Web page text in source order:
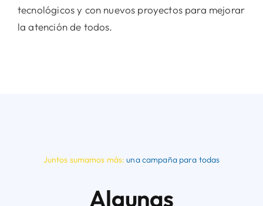
tecnológicos y con nuevos proyectos para mejorar
la atención de todos.
Juntos sumamos más:una campaña para todas
Algunas